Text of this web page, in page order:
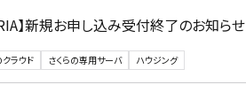
】新規お申し込み受付終了のお知らせ
クラウド さくらの専用サーバ ハウジング